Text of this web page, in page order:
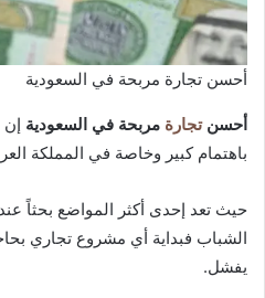
أحسن تجارة مربحة في السعودية
أحسنتجارة مربحة في السعودية
باهتمام كبير وخاصة في المملكة
حيث تعد إحدى أكثر المواضع بحثاً
الشباب فبداية أي مشروع تجاري
يفشل.